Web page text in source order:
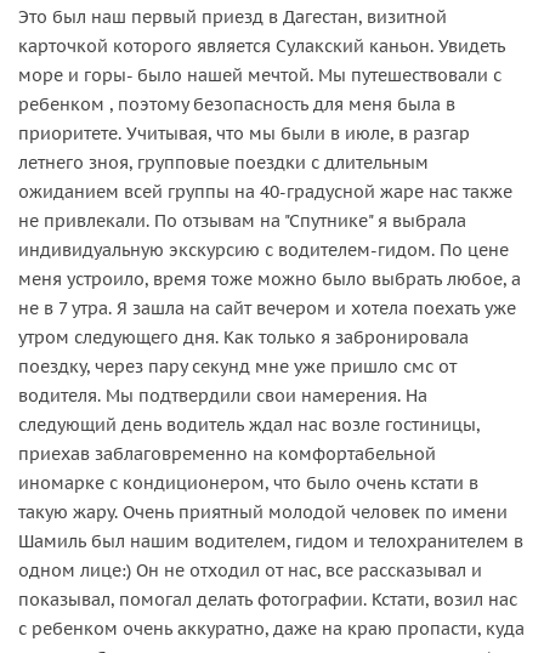
Это был наш первый приезд в Дагестан, визитной
карточкой которого является Сулакский каньон. Увидеть
море и горы- было нашей мечтой. Мы путешествовали с
ребенком , поэтому безопасность для меня была в
приоритете. Учитывая, что мы были в июле, в разгар
летнего зноя, групповые поездки с длительным
ожиданием всей группы на 40-градусной жаре нас также
не привлекали. По отзывам на "Спутнике" я выбрала
индивидуальную экскурсию с водителем-гидом. По цене
меня устроило, время тоже можно было выбрать любое, а
не в 7 утра. Я зашла на сайт вечером и хотела поехать уже
утром следующего дня. Как только я забронировала
поездку, через пару секунд мне уже пришло смс от
водителя. Мы подтвердили свои намерения. На
следующий день водитель ждал нас возле гостиницы,
приехав заблаговременно на комфортабельной
иномарке с кондиционером, что было очень кстати в
такую жару. Очень приятный молодой человек по имени
Шамиль был нашим водителем, гидом и телохранителем в
одном лице:) Он не отходил от нас, все рассказывал и
показывал, помогал делать фотографии. Кстати, возил нас
с ребенком очень аккуратно, даже на краю пропасти, куда